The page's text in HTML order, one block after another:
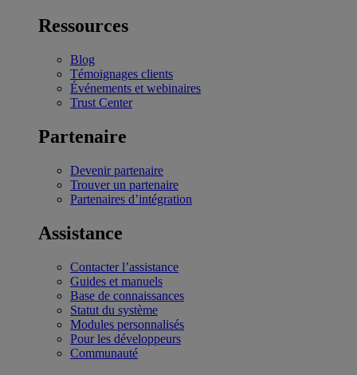
Ressources
Blog
Témoignages clients
Événements et webinaires
Trust Center
Partenaire
Devenir partenaire
Trouver un partenaire
Partenaires d’intégration
Assistance
Contacter l’assistance
Guides et manuels
Base de connaissances
Statut du système
Modules personnalisés
Pour les développeurs
Communauté